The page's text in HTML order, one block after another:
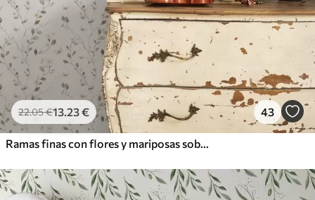
22.05€13.23€ 43
Ramas finas con flores y mariposas sobre fondo blanco